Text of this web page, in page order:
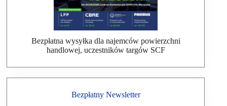
Bezpłatna wysyłka dla najemców powierzchni
handlowej, uczestników targów SCF
Bezpłatny Newsletter